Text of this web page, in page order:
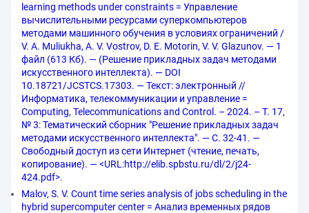
learning methods under constraints = Управление
вычислительными ресурсами суперкомпьютеров
методами машинного обучения в условиях ограничений /
V. A. Muliukha, A. V. Vostrov, D. E. Motorin, V. V. Glazunov. — 1
файл (613 Кб). — (Решение прикладных задач методами
искусственного интеллекта). — DOI
10.18721/JCSTCS.17303. — Текст: электронный //
Информатика, телекоммуникации и управление =
Computing, Telecommunications and Control. – 2024. – Т. 17,
№ 3: Тематический сборник "Решение прикладных задач
методами искусственного интеллекта". — С. 32-41. —
Свободный доступ из сети Интернет (чтение, печать,
копирование). — <URL:http://elib.spbstu.ru/dl/2/j24-
424.pdf>.
Malov, S. V. Count time series analysis of jobs scheduling in the
hybrid supercomputer center = Анализ временных рядов